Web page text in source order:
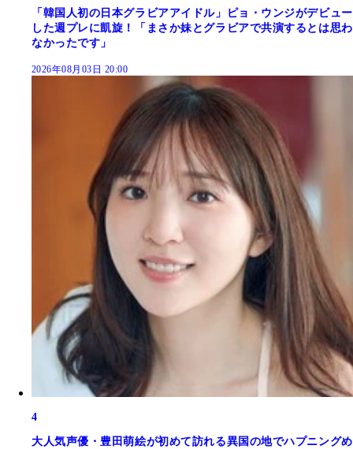
「韓国人初の日本グラビアアイドル」ピョ・ウンジがデビュー
した週プレに凱旋！「まさか妹とグラビアで共演するとは思わ
なかったです」
2026年08月03日 20:00
4
大人気声優・豊田萌絵が初めて訪れる異国の地でハプニングめ